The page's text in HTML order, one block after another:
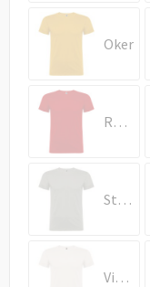
Oker
Rood
Stone Grey
Vintage wit